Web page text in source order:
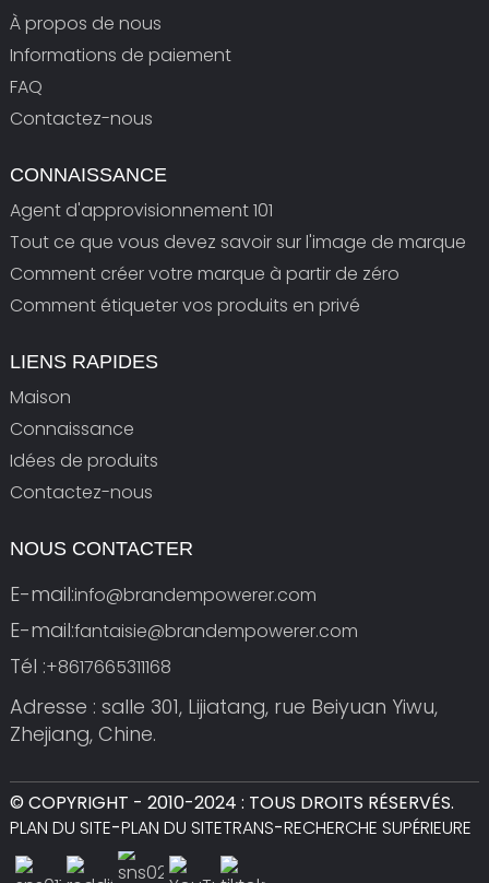
À propos de nous
Informations de paiement
FAQ
Contactez-nous
CONNAISSANCE
Agent d'approvisionnement 101
Tout ce que vous devez savoir sur l'image de marque
Comment créer votre marque à partir de zéro
Comment étiqueter vos produits en privé
LIENS RAPIDES
Maison
Connaissance
Idées de produits
Contactez-nous
NOUS CONTACTER
E-mail:info@brandempowerer.com
E-mail:fantaisie@brandempowerer.com
Tél :+8617665311168
Adresse : salle 301, Lijiatang, rue Beiyuan Yiwu,
Zhejiang, Chine.
© COPYRIGHT - 2010-2024 : TOUS DROITS RÉSERVÉS.
PLAN DU SITE-PLAN DU SITETRANS-RECHERCHE SUPÉRIEURE